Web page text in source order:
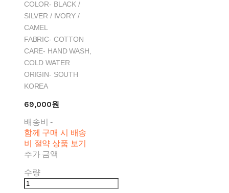
COLOR- BLACK /
SILVER / IVORY /
CAMEL
FABRIC- COTTON
CARE- HAND WASH,
COLD WATER
ORIGIN- SOUTH
KOREA
69,000원
배송비-
함께 구매 시 배송
비 절약 상품 보기
추가 금액
수량